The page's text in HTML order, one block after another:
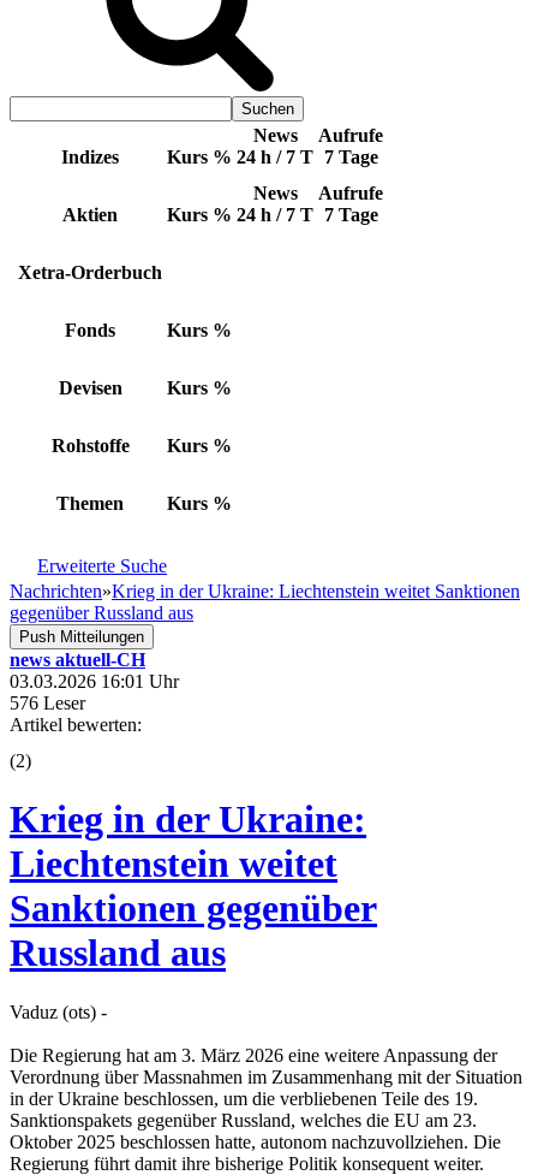
Indizes Kurs %
News
24 h / 7 T
Aufrufe
7 Tage
Aktien Kurs %
News
24 h / 7 T
Aufrufe
7 Tage
Xetra-Orderbuch
Fonds Kurs %
Devisen Kurs %
Rohstoffe Kurs %
Themen Kurs %
Erweiterte Suche
Nachrichten»Krieg in der Ukraine: Liechtenstein weitet Sanktionen
gegenüber Russland aus
Push Mitteilungen
news aktuell-CH
03.03.2026 16:01 Uhr
576 Leser
Artikel bewerten:
(2)
Krieg in der Ukraine:
Liechtenstein weitet
Sanktionen gegenüber
Russland aus
Vaduz (ots) -
Die Regierung hat am 3. März 2026 eine weitere Anpassung der
Verordnung über Massnahmen im Zusammenhang mit der Situation
in der Ukraine beschlossen, um die verbliebenen Teile des 19.
Sanktionspakets gegenüber Russland, welches die EU am 23.
Oktober 2025 beschlossen hatte, autonom nachzuvollziehen. Die
Regierung führt damit ihre bisherige Politik konsequent weiter.